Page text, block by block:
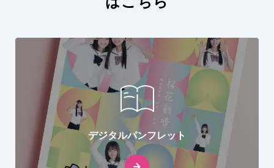
デジタルパンフレット